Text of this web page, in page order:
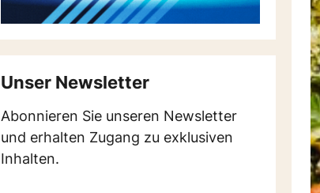
Unser Newsletter
Abonnieren Sie unseren Newsletter
und erhalten Zugang zu exklusiven
Inhalten.